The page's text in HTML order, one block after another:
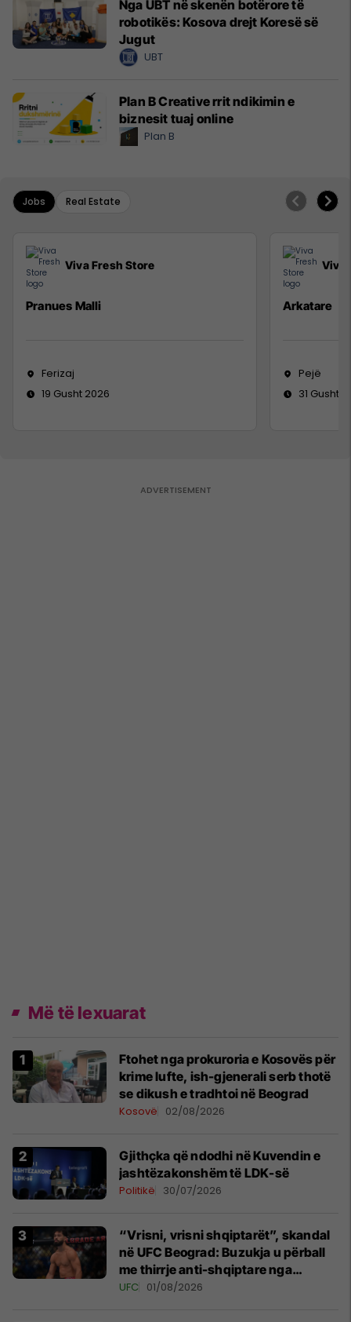
Nga UBT në skenën botërore të
robotikës: Kosova drejt Koresë së
Jugut
UBT
Plan B Creative rrit ndikimin e
biznesit tuaj online
Plan B
Jobs Real Estate
Viva Fresh Store
Pranues Malli
Ferizaj
19 Gusht 2026
Viva
Arkatare
Pejë
31 Gusht
Më të lexuarat
Ftohet nga prokuroria e Kosovës për
krime lufte, ish-gjenerali serb thotë
se dikush e tradhtoi në Beograd
Kosovë 02/08/2026
Gjithçka që ndodhi në Kuvendin e
jashtëzakonshëm të LDK-së
Politikë 30/07/2026
“Vrisni, vrisni shqiptarët”, skandal
në UFC Beograd: Buzukja u përball
me thirrje anti-shqiptare nga
tribunat
UFC 01/08/2026